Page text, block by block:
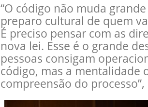
“O código não muda
preparo cultural de quem
É preciso pensar com as
nova lei. Esse é o grande
pessoas consigam
código, mas a mentalidade
compreensão do